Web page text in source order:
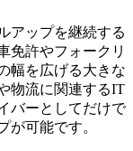
アップを継続する
免許やフォークリ
幅を広げる大きな
物流に関連するIT
バーとしてだけで
が可能です。